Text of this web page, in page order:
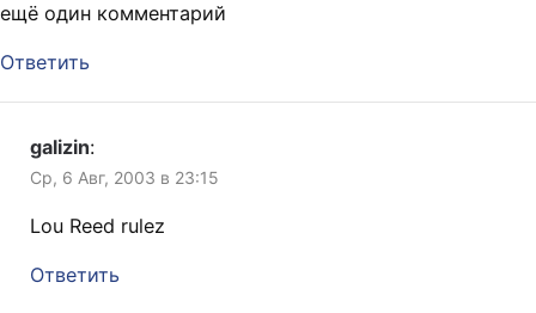
ещё один комментарий
Ответить
galizin:
Ср, 6 Авг, 2003 в 23:15
Lou Reed rulez
Ответить